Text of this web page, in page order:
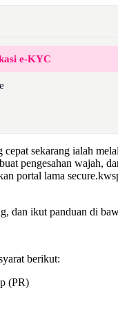
e-KYC
sekarang ialah
pengesahan wajah,
portal lama
dan ikut panduan di
berikut:
(PR)